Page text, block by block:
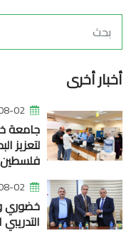
أخبار أخرى
02
جامعة
لتعزيز
فلسطين
02
خضوري